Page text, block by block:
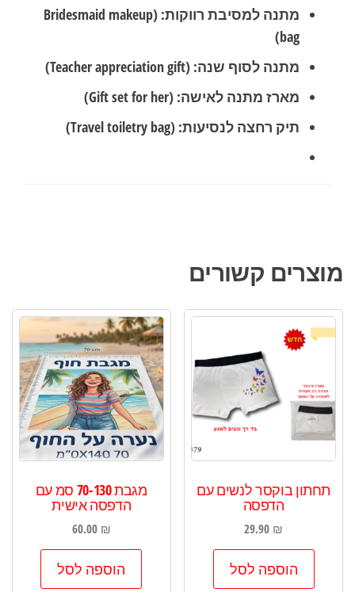
מתנה למסיבת רווקות: (Bridesmaid makeup
bag)
מתנה לסוף שנה: (Teacher appreciation gift)
מארז מתנה לאישה: (Gift set for her)
תיק רחצה לנסיעות: (Travel toiletry bag)
מוצרים קשורים
תחתון בוקסר לנשים עם
הדפסה
29.90 ₪
הוספה לסל
מגבת 70-130 סמ עם
הדפסה אישית
60.00 ₪
הוספה לסל